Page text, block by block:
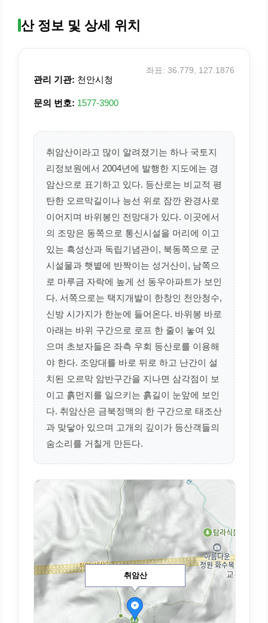
산 정보 및 상세 위치
관리 기관: 천안시청
문의 번호: 1577-3900
좌표: 36.779, 127.1876
취암산이라고 많이 알려졌기는 하나 국토지
리정보원에서 2004년에 발행한 지도에는 경
암산으로 표기하고 있다. 등산로는 비교적 평
탄한 오르막길이나 능선 위로 잠깐 완경사로
이어지며 바위봉인 전망대가 있다. 이곳에서
의 조망은 동쪽으로 통신시설을 머리에 이고
있는 흑성산과 독립기념관이, 북동쪽으로 군
시설물과 햇볕에 반짝이는 성거산이, 남쪽으
로 마루금 자락에 높게 선 동우아파트가 보인
다. 서쪽으로는 택지개발이 한창인 천안청수,
신방 시가지가 한눈에 들어온다. 바위봉 바로
아래는 바위 구간으로 로프 한 줄이 놓여 있
으며 초보자들은 좌측 우회 등산로를 이용해
야 한다. 조앙대를 바로 뒤로 하고 난간이 설
치된 오르막 암반구간을 지나면 삼각점이 보
이고 흙먼지를 일으키는 흙길이 눈앞에 보인
다. 취암산은 금북정맥의 한 구간으로 태조산
과 맞닿아 있으며 고개의 깊이가 등산객들의
숨소리를 거칠게 만든다.
취암산